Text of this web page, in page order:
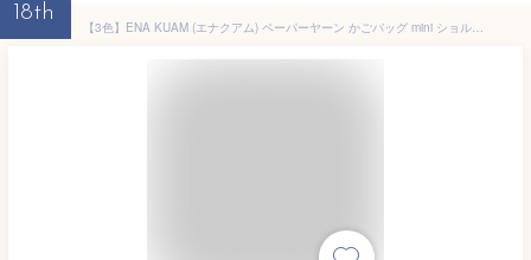
18th
【3色】ENA KUAM (エナクアム) ペーパーヤーン かごバッグ mini ショルダー バッグ [24SKU008] レディース ポシェット サコッシュ 麦わら ストロー 肩掛け 斜めがけ 夏 サマーカバン 鞄 ミニ 小さめ 小さい 天然素材 本革 レザー かわいい シンプル おしゃれ ハンドメイド